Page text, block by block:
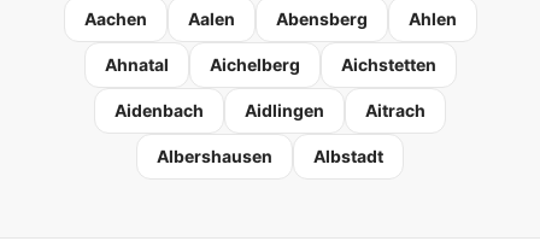
Aachen Aalen Abensberg Ahlen
Ahnatal Aichelberg Aichstetten
Aidenbach Aidlingen Aitrach
Albershausen Albstadt